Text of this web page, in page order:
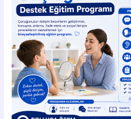
Destek
Eğitim
Programı